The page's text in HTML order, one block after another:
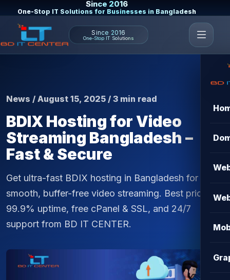
Since 2016
One-Stop IT Solutions for Businesses in Bangladesh
Since 2016
One-Stop IT Solutions
News / August 15, 2025 / 3 min read
BDIX Hosting for Video
Streaming Bangladesh –
Fast & Secure
Get ultra-fast BDIX hosting in Bangladesh for
smooth, buffer-free video streaming. Best price,
99.9% uptime, free cPanel & SSL, and 24/7
support from BD IT CENTER.